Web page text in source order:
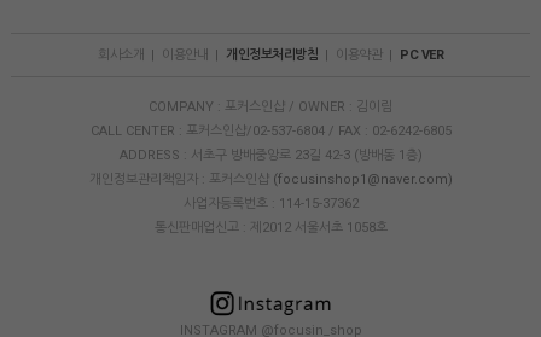
회사소개 이용안내 개인정보처리방침 이용약관 PC VER
COMPANY : 포커스인샵 / OWNER : 김이림
CALL CENTER : 포커스인샵/02-537-6804 / FAX : 02-6242-6805
ADDRESS : 서초구 방배중앙로 23길 42-3 (방배동 1층)
개인정보관리책임자 : 포커스인샵 (focusinshop1@naver.com)
사업자등록번호 : 114-15-37362
통신판매업신고 : 제2012 서울서초 1058호
INSTAGRAM @focusin_shop